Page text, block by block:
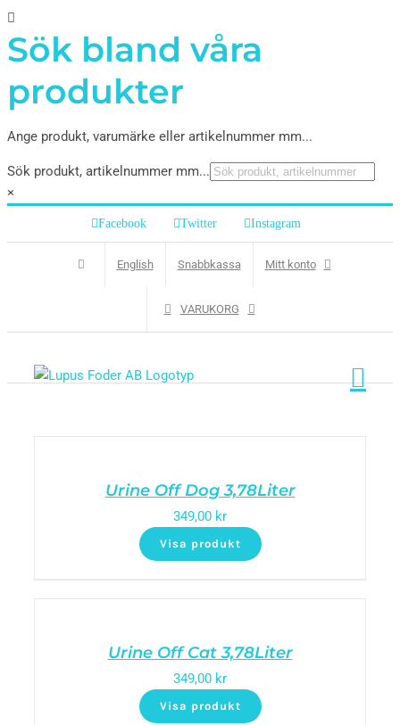
Sök bland våra
produkter
Ange produkt, varumärke eller artikelnummer mm...
Sök produkt, artikelnummer mm...
×
Facebook Twitter Instagram
English Snabbkassa Mitt konto
VARUKORG
Urine Off Dog 3,78Liter
349,00 kr
Visa produkt
Urine Off Cat 3,78Liter
349,00 kr
Visa produkt